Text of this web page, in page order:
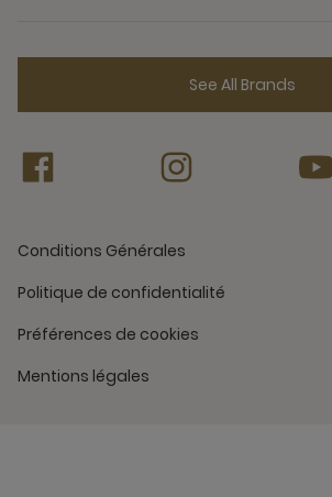
See All Brands
Conditions Générales
Politique de confidentialité
Préférences de cookies
Mentions légales